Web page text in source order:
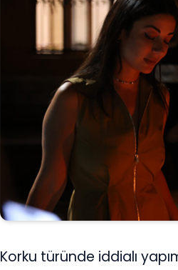
Korku türünde iddialı